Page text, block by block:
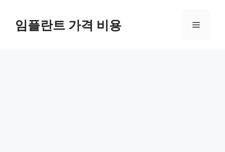
content임플란트 가격 비용 Menu